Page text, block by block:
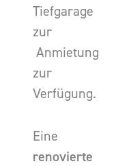
Tiefgarage
zur
Anmietung
zur
Verfügung.
Eine
renovierte